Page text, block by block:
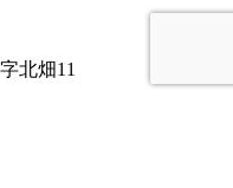
北畑11